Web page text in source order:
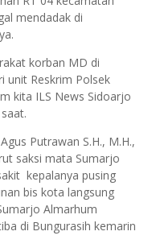
mendadak di
korban MD di
unit Reskrim Polsek
kita ILS News Sidoarjo
Putrawan S.H., M.H.,
saksi mata Sumarjo
kepalanya pusing
bis kota langsung
Almarhum
di Bungurasih kemarin